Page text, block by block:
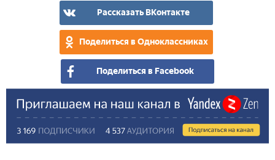
Рассказать ВКонтакте
Поделиться в Одноклассниках
Поделиться в Facebook